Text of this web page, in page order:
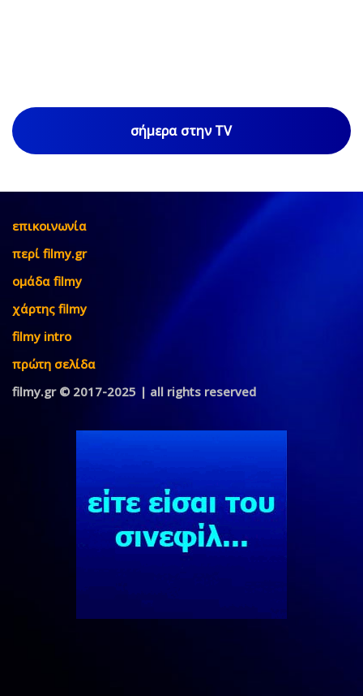
σήμερα στην TV
επικοινωνία
περί filmy.gr
ομάδα filmy
χάρτης filmy
filmy intro
πρώτη σελίδα
filmy.gr © 2017-2025 | all rights reserved